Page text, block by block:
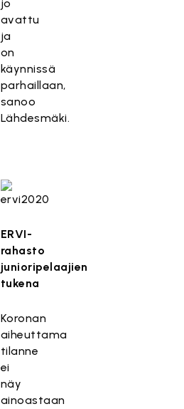
jo
avattu
ja
on
käynnissä
parhaillaan,
sanoo
Lähdesmäki.
ERVI-
rahasto
junioripelaajien
tukena
Koronan
aiheuttama
tilanne
ei
näy
ainoastaan